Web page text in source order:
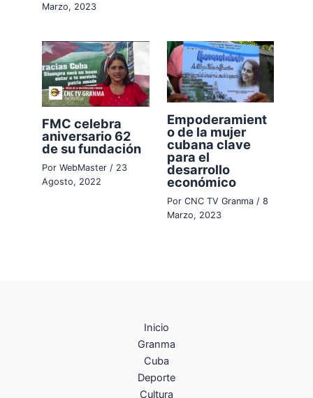
Marzo, 2023
FMC celebra
aniversario 62
de su fundación
PorWebMaster/ 23
Agosto, 2022
Empoderamient
o de la mujer
cubana clave
para el
desarrollo
económico
Por CNC TV Granma / 8
Marzo, 2023
Inicio
Granma
Cuba
Deporte
Cultura